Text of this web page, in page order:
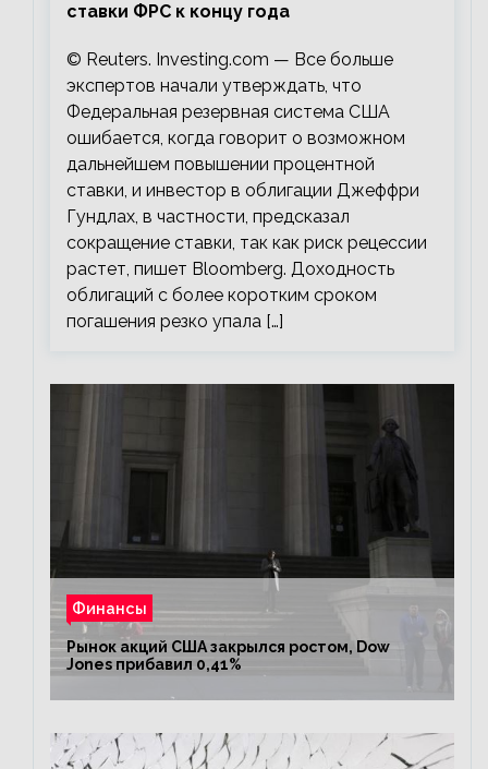
ставки ФРС к концу года
© Reuters. Investing.com — Все больше
экспертов начали утверждать, что
Федеральная резервная система США
ошибается, когда говорит о возможном
дальнейшем повышении процентной
ставки, и инвестор в облигации Джеффри
Гундлах, в частности, предсказал
сокращение ставки, так как риск рецессии
растет, пишет Bloomberg. Доходность
облигаций с более коротким сроком
погашения резко упала […]
Финансы
Рынок акций США закрылся ростом, Dow
Jones прибавил 0,41%